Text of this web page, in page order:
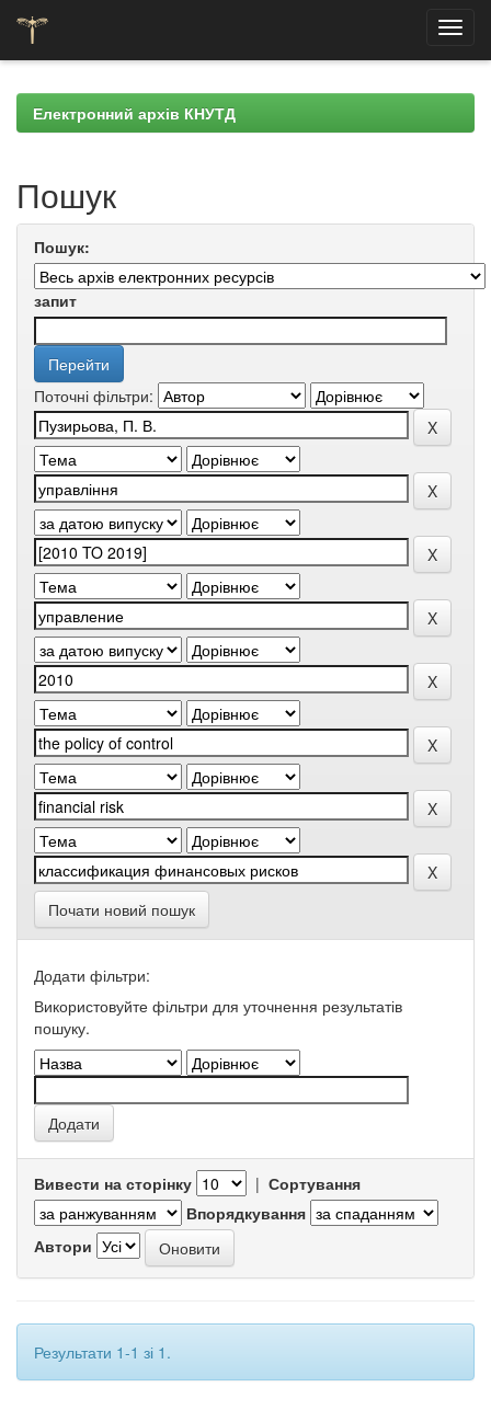
navigationЕлектронний архів КНУТД
Пошук
Пошук:
запит
Поточні фільтри:
Почати новий пошук
Додати фільтри:
Використовуйте фільтри для уточнення результатів
пошуку.
Вивести на сторінку | Сортування
Впорядкування
Автори
Результати 1-1 зі 1.